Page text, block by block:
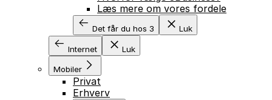
Læs mere om vores fordele
Det får du hos 3 Luk
Internet Luk
Mobiler
Privat
Erhverv